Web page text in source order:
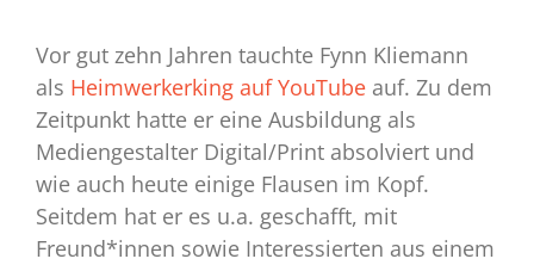
Vor gut zehn Jahren tauchte Fynn Kliemann
als Heimwerkerking auf YouTube auf. Zu dem
Zeitpunkt hatte er eine Ausbildung als
Mediengestalter Digital/Print absolviert und
wie auch heute einige Flausen im Kopf.
Seitdem hat er es u.a. geschafft, mit
Freund*innen sowie Interessierten aus einem